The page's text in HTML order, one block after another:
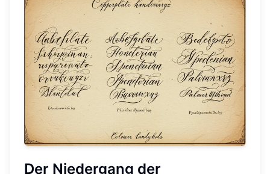
Der Niedergang der